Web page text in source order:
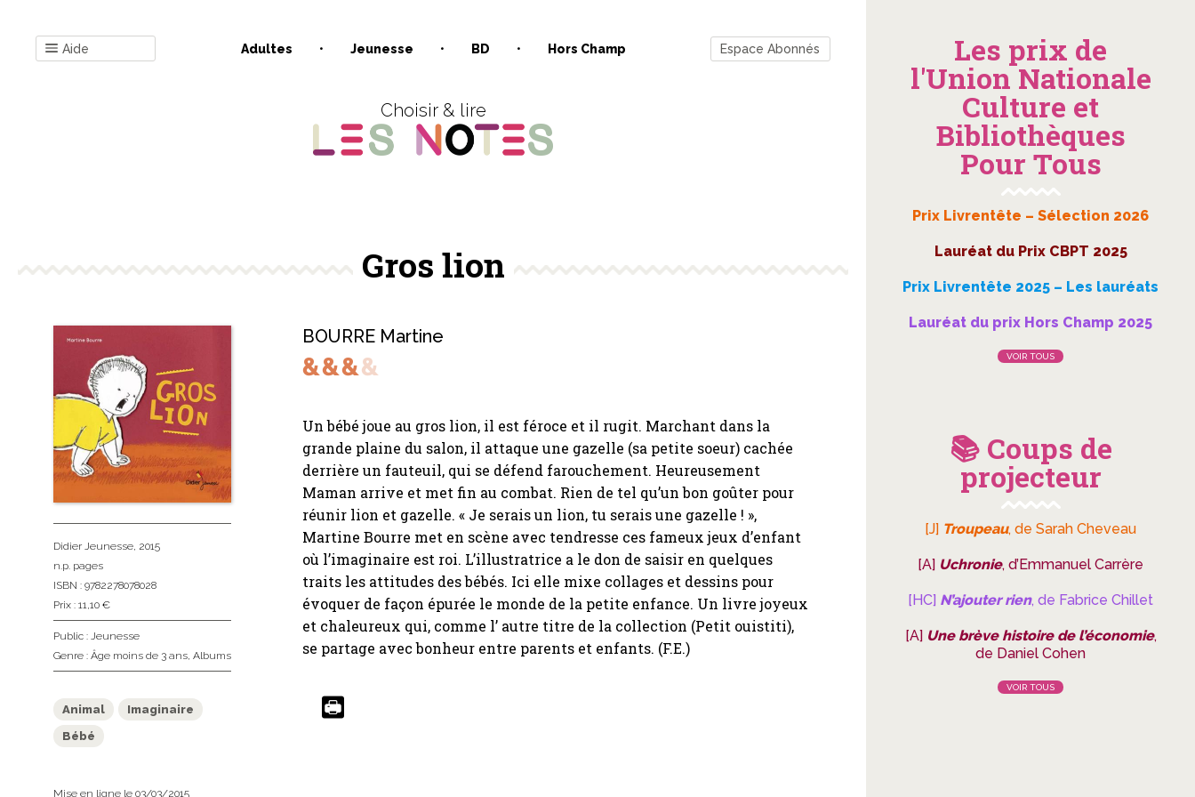
Aide Adultes Jeunesse BD Hors Champ Espace Abonnés
Choisir & lire
Gros lion
BOURRE Martine
Un bébé joue au gros lion, il est féroce et il rugit. Marchant dans la
grande plaine du salon, il attaque une gazelle (sa petite soeur) cachée
derrière un fauteuil, qui se défend farouchement. Heureusement
Maman arrive et met fin au combat. Rien de tel qu’un bon goûter pour
réunir lion et gazelle. « Je serais un lion, tu serais une gazelle ! »,
Martine Bourre met en scène avec tendresse ces fameux jeux d’enfant
où l’imaginaire est roi. L’illustratrice a le don de saisir en quelques
traits les attitudes des bébés. Ici elle mixe collages et dessins pour
évoquer de façon épurée le monde de la petite enfance. Un livre joyeux
et chaleureux qui, comme l’ autre titre de la collection (Petit ouistiti),
se partage avec bonheur entre parents et enfants. (F.E.)
Didier Jeunesse, 2015
n.p. pages
ISBN : 9782278078028
Prix : 11,10 €
Public : Jeunesse
Genre : Âge moins de 3 ans, Albums
Animal
Imaginaire
Bébé
Mise en ligne le 03/03/2015
Les prix de
l'Union Nationale
Culture et
Bibliothèques
Pour Tous
Prix Livrentête – Sélection 2026
Lauréat du Prix CBPT 2025
Prix Livrentête 2025 – Les lauréats
Lauréat du prix Hors Champ 2025
VOIR TOUS
📚 Coups de
projecteur
[J] Troupeau, de Sarah Cheveau
[A] Uchronie, d’Emmanuel Carrère
[HC] N’ajouter rien, de Fabrice Chillet
[A] Une brève histoire de l’économie,
de Daniel Cohen
VOIR TOUS